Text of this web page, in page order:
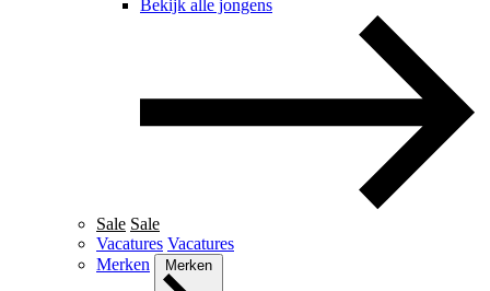
Bekijk alle jongens
Sale Sale
Vacatures Vacatures
Merken
Merken